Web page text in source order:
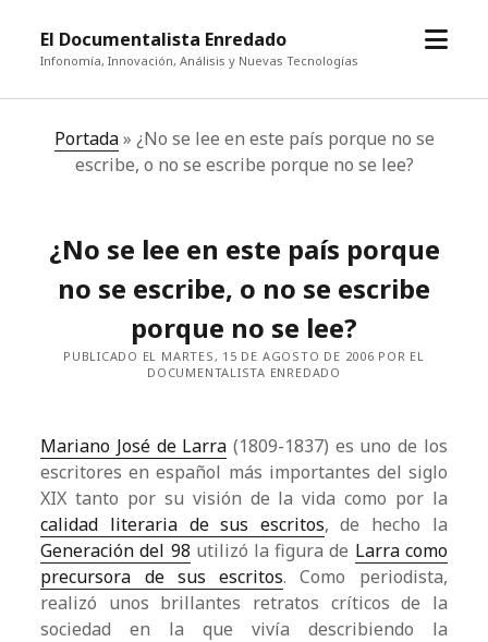
El Documentalista Enredado
Infonomía, Innovación, Análisis y Nuevas Tecnologías
abrir
Portada» ¿No se lee en este país porque no se
escribe, o no se escribe porque no se lee?
¿No se lee en este país porque
no se escribe, o no se escribe
porque no se lee?
PUBLICADO EL MARTES, 15 DE AGOSTO DE 2006 POR EL
DOCUMENTALISTA ENREDADO
Mariano José de Larra (1809-1837) es uno de los
escritores en español más importantes del siglo
XIX tanto por su visión de la vida como por la
calidad literaria de sus escritos, de hecho la
Generación del 98 utilizó la figura de Larra como
precursora de sus escritos. Como periodista,
realizó unos brillantes retratos críticos de la
sociedad en la que vivía describiendo la